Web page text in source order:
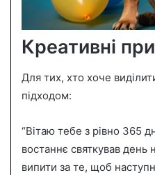
Креативні
Для тих, хто хоче
підходом:
“Вітаю тебе з рівно 365
востаннє святкував
випити за те, щоб